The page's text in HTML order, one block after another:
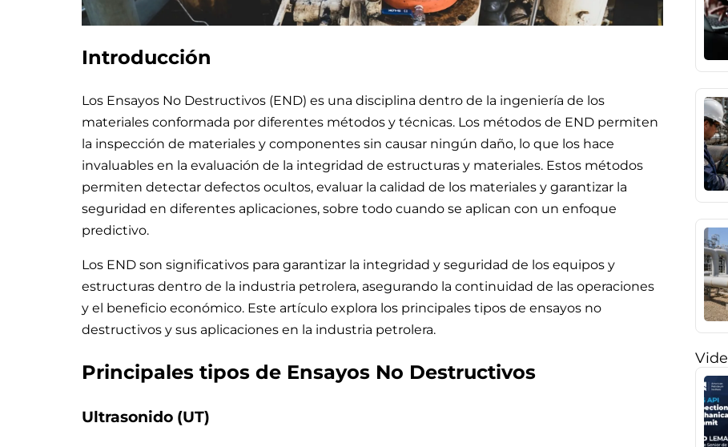
Introducción
Los Ensayos No Destructivos (END) es una disciplina dentro de la ingeniería de los
materiales conformada por diferentes métodos y técnicas. Los métodos de END permiten
la inspección de materiales y componentes sin causar ningún daño, lo que los hace
invaluables en la evaluación de la integridad de estructuras y materiales. Estos métodos
permiten detectar defectos ocultos, evaluar la calidad de los materiales y garantizar la
seguridad en diferentes aplicaciones, sobre todo cuando se aplican con un enfoque
predictivo.
Los END son significativos para garantizar la integridad y seguridad de los equipos y
estructuras dentro de la industria petrolera, asegurando la continuidad de las operaciones
y el beneficio económico. Este artículo explora los principales tipos de ensayos no
destructivos y sus aplicaciones en la industria petrolera.
Principales tipos de Ensayos No Destructivos
Ultrasonido (UT)